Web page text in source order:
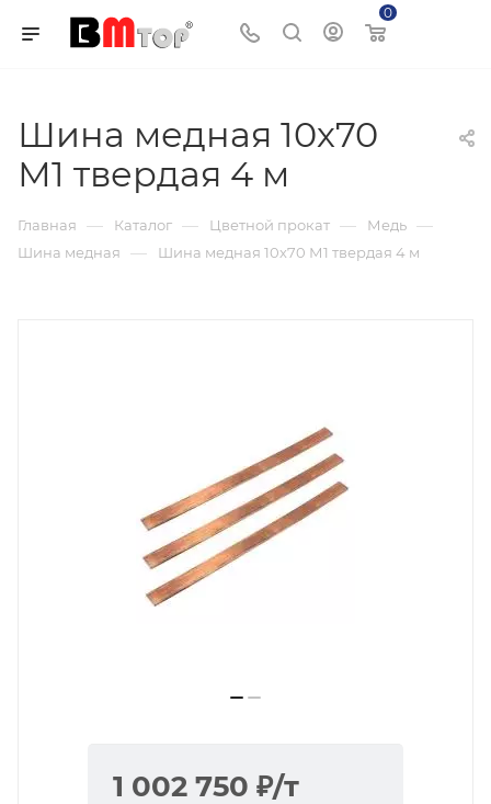
0
Шина медная 10х70
М1 твердая 4 м
Главная — Каталог — Цветной прокат — Медь —
Шина медная — Шина медная 10х70 М1 твердая 4 м
1 002 750 ₽/т